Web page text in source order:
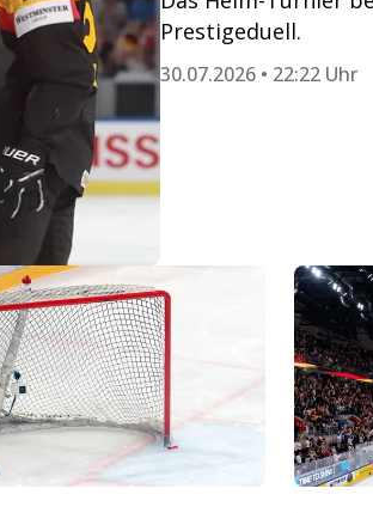
Prestigeduell.
30.07.2026 • 22:22 Uhr